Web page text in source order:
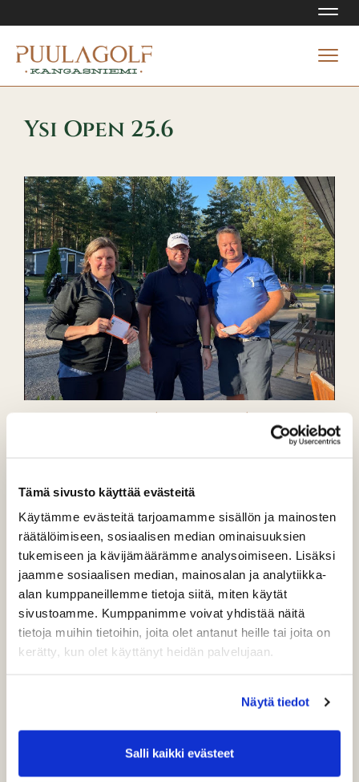
Tämä sivusto käyttää evästeitä
Käytämme evästeitä tarjoamamme sisällön ja mainosten
räätälöimiseen, sosiaalisen median ominaisuuksien
tukemiseen ja kävijämäärämme analysoimiseen. Lisäksi
jaamme sosiaalisen median, mainosalan ja analytiikka-
alan kumppaneillemme tietoja siitä, miten käytät
sivustoamme. Kumppanimme voivat yhdistää näitä
tietoja muihin tietoihin, joita olet antanut heille tai joita on
kerätty, kun olet käyttänyt heidän palvelujaan.
Näytä tiedot
Salli kaikki evästeet
Ysi Open 25.6
Tiina Tikka, Jari Häkkinen (kilpailun johtaja) ja Marko Tikka.
25.6. Voittoon pelasivat Tiina ja Marko Tikka (-5),
toiseksi Kesäpojat Mika Pälve ja Tommi Pietarinen ja
kolmanneksi Juha Kemppi ja Vellu Rauttola. Ensi vkolla
ysi openissa yksilökisa, jonka voi pelata
vapaavalintaisena päivänä. Tulehan mukaan
kisailemaan!